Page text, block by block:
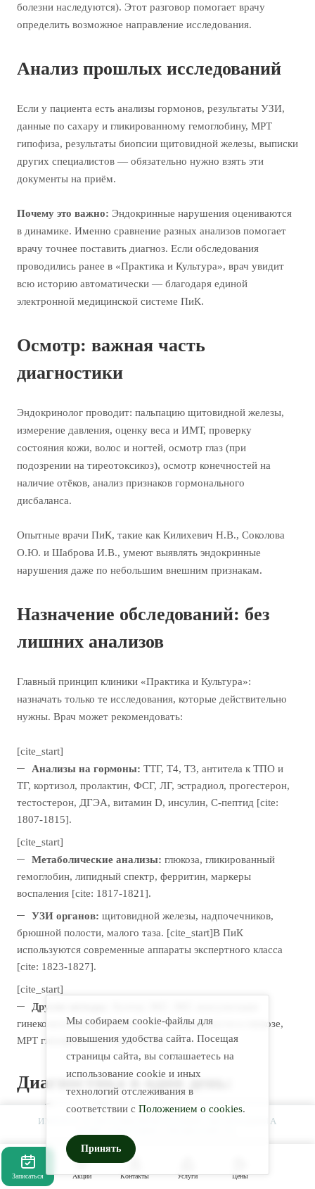
болезни наследуются). Этот разговор помогает врачу
определить возможное направление исследования.
Анализ прошлых исследований
Если у пациента есть анализы гормонов, результаты УЗИ,
данные по сахару и гликированному гемоглобину, МРТ
гипофиза, результаты биопсии щитовидной железы, выписки
других специалистов — обязательно нужно взять эти
документы на приём.
Почему это важно: Эндокринные нарушения оцениваются
в динамике. Именно сравнение разных анализов помогает
врачу точнее поставить диагноз. Если обследования
проводились ранее в «Практика и Культура», врач увидит
всю историю автоматически — благодаря единой
электронной медицинской системе ПиК.
Осмотр: важная часть
диагностики
Эндокринолог проводит: пальпацию щитовидной железы,
измерение давления, оценку веса и ИМТ, проверку
состояния кожи, волос и ногтей, осмотр глаз (при
подозрении на тиреотоксикоз), осмотр конечностей на
наличие отёков, анализ признаков гормонального
дисбаланса.
Опытные врачи ПиК, такие как Килихевич Н.В., Соколова
О.Ю. и Шаброва И.В., умеют выявлять эндокринные
нарушения даже по небольшим внешним признакам.
Назначение обследований: без
лишних анализов
Главный принцип клиники «Практика и Культура»:
назначать только те исследования, которые действительно
нужны. Врач может рекомендовать:
[cite_start]
Анализы на гормоны: ТТГ, Т4, Т3, антитела к ТПО и
ТГ, кортизол, пролактин, ФСГ, ЛГ, эстрадиол, прогестерон,
тестостерон, ДГЭА, витамин D, инсулин, С-пептид [cite:
1807-1815].
[cite_start]
Метаболические анализы: глюкоза, гликированный
гемоглобин, липидный спектр, ферритин, маркеры
воспаления [cite: 1817-1821].
УЗИ органов: щитовидной железы, надпочечников,
брюшной полости, малого таза. [cite_start]В ПиК
используются современные аппараты экспертного класса
[cite: 1823-1827].
[cite_start]
Другие методы:
гинеколога-эндокринолога, тест толерантности к глюкозе,
МРТ гипофиза [cite: 1829-1833].
Диагностика в один день:
удобство ПиК
Большинство обследований можно пройти в день приёма:
УЗИ щитовидной железы, анализы на гормоны, анализы на
сахар, консультация гинеколога-эндокринолога, ЭКГ или
ИМЕЮТСЯ ПРОТИВОПОКАЗАНИЯ. НЕОБХОДИМА
Записаться Акции Контакты Услуги Цены
Мы собираем cookie-файлы для
повышения удобства сайта. Посещая
страницы сайта, вы соглашаетесь на
использование cookie и иных
технологий отслеживания в
соответствии с Положением о cookies.
Принять